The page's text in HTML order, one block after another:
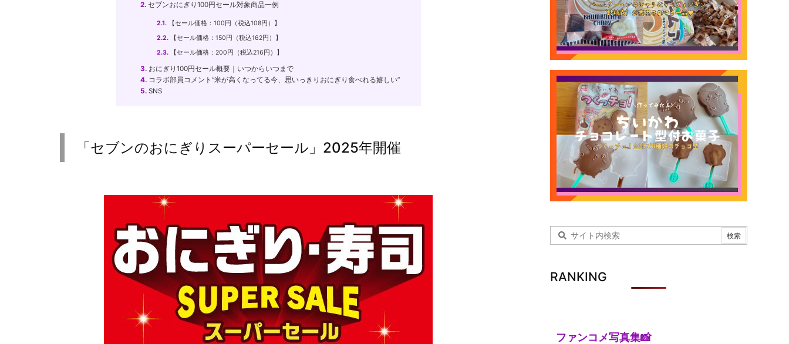
2. セブンおにぎり100円セール対象商品一例
2.1. 【セール価格：100円（税込108円）】
2.2. 【セール価格：150円（税込162円）】
2.3. 【セール価格：200円（税込216円）】
3. おにぎり100円セール概要｜いつからいつまで
4. コラボ部員コメント”米が高くなってる今、思いっきりおにぎり食べれる嬉しい”
5. SNS
「セブンのおにぎりスーパーセール」2025年開催
RANKING
ファンコメ写真集📸